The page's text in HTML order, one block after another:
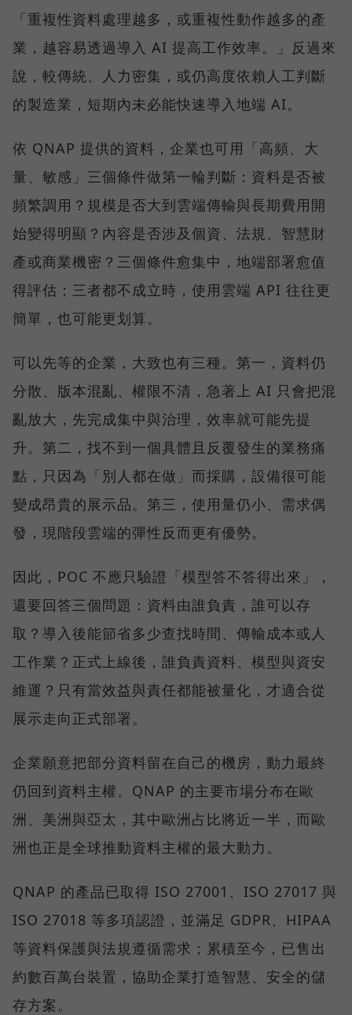
「重複性資料處理越多，或重複性動作越多的產
業，越容易透過導入 AI 提高工作效率。」反過來
說，較傳統、人力密集，或仍高度依賴人工判斷
的製造業，短期內未必能快速導入地端 AI。
依 QNAP 提供的資料，企業也可用「高頻、大
量、敏感」三個條件做第一輪判斷：資料是否被
頻繁調用？規模是否大到雲端傳輸與長期費用開
始變得明顯？內容是否涉及個資、法規、智慧財
產或商業機密？三個條件愈集中，地端部署愈值
得評估；三者都不成立時，使用雲端 API 往往更
簡單，也可能更划算。
可以先等的企業，大致也有三種。第一，資料仍
分散、版本混亂、權限不清，急著上 AI 只會把混
亂放大，先完成集中與治理，效率就可能先提
升。第二，找不到一個具體且反覆發生的業務痛
點，只因為「別人都在做」而採購，設備很可能
變成昂貴的展示品。第三，使用量仍小、需求偶
發，現階段雲端的彈性反而更有優勢。
因此，POC 不應只驗證「模型答不答得出來」，
還要回答三個問題：資料由誰負責，誰可以存
取？導入後能節省多少查找時間、傳輸成本或人
工作業？正式上線後，誰負責資料、模型與資安
維運？只有當效益與責任都能被量化，才適合從
展示走向正式部署。
企業願意把部分資料留在自己的機房，動力最終
仍回到資料主權。QNAP 的主要市場分布在歐
洲、美洲與亞太，其中歐洲占比將近一半，而歐
洲也正是全球推動資料主權的最大動力。
QNAP 的產品已取得 ISO 27001、ISO 27017 與
ISO 27018 等多項認證，並滿足 GDPR、HIPAA
等資料保護與法規遵循需求；累積至今，已售出
約數百萬台裝置，協助企業打造智慧、安全的儲
存方案。